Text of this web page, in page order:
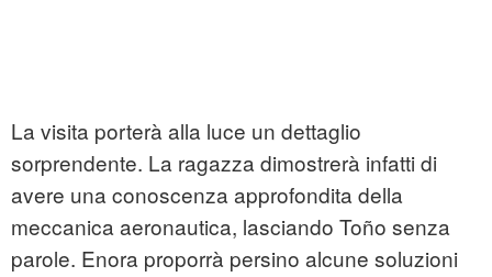
La visita porterà alla luce un dettaglio
sorprendente. La ragazza dimostrerà infatti di
avere una conoscenza approfondita della
meccanica aeronautica, lasciando Toño senza
parole. Enora proporrà persino alcune soluzioni